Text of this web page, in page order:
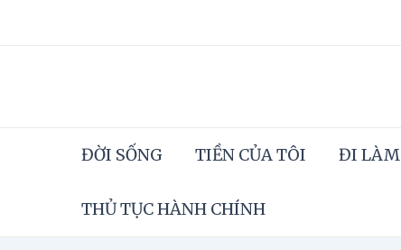
ĐỜI SỐNG TIỀN CỦA TÔI ĐI LÀM
THỦ TỤC HÀNH CHÍNH